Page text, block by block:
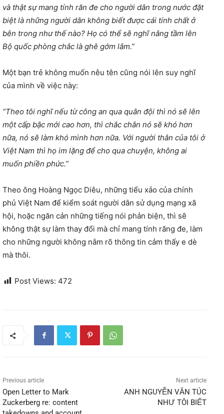
và thật sự mang tính răn đe cho người dân trong nước đặt
biệt là những người dân không biết được cái tính chất ở
bên trong như thế nào? Họ có thể sẽ nghĩ nâng tầm lên
Bộ quốc phòng chắc là ghê gớm lắm.”
Một bạn trẻ không muốn nêu tên cũng nói lên suy nghĩ
của mình về việc này:
“Theo tôi nghĩ nếu từ công an qua quân đội thì nó sẽ lên
một cấp bậc mới cao hơn, thì chắc chắn nó sẽ khó hơn
nữa, nó sẽ làm khó mình hơn nữa. Với người thân của tôi ở
Việt Nam thì họ im lặng để cho qua chuyện, không ai
muốn phiền phức.”
Theo ông Hoàng Ngọc Diêu, những tiểu xảo của chính
phủ Việt Nam để kiểm soát người dân sử dụng mạng xã
hội, hoặc ngăn cản những tiếng nói phản biện, thì sẽ
không thật sự làm thay đổi mà chỉ mang tính răng đe, làm
cho những người không nắm rõ thông tin cảm thấy e dè
mà thôi.
Post Views: 472
Previous article
Open Letter to Mark
Zuckerberg re: content
Next article
ANH NGUYỄN VĂN TÚC
NHƯ TÔI BIẾT